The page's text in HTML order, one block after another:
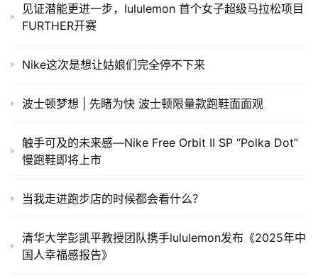
见证潜能更进一步，lululemon 首个女子超级马拉松项目
FURTHER开赛
​Nike这次是想让姑娘们完全停不下来
波士顿梦想 | 先睹为快 波士顿限量款跑鞋面面观
触手可及的未来感—Nike Free Orbit II SP “Polka Dot”
慢跑鞋即将上市
当我走进跑步店的时候都会看什么？
清华大学彭凯平教授团队携手lululemon发布《2025年中
国人幸福感报告》